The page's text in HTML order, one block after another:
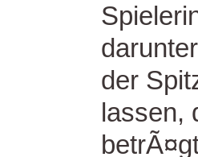
der
lassen,